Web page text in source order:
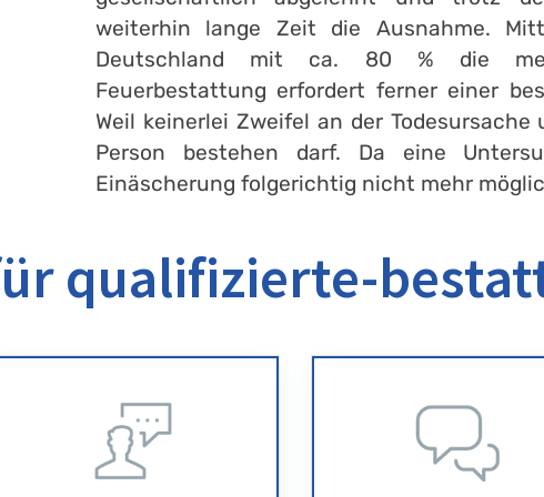
weiterhin lange Zeit die Ausnahme.
Deutschland mit ca. 80 % die
Feuerbestattung erfordert ferner einer
Weil keinerlei Zweifel an der
Person bestehen darf. Da eine
Einäscherung folgerichtig nicht mehr
qualifizierte-